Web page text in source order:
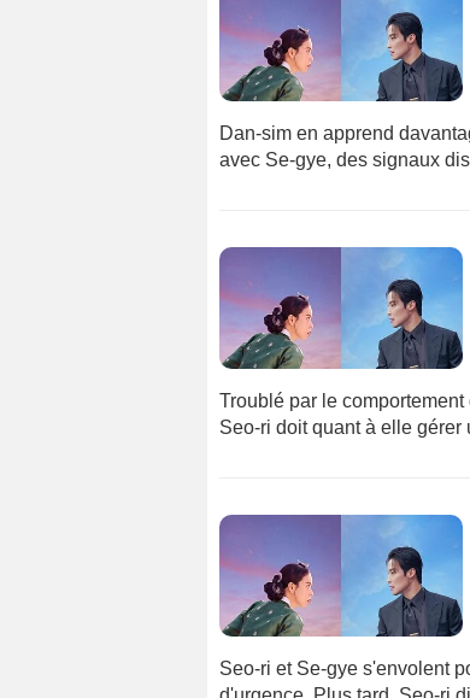
Dan-sim en apprend
avec Se-gye, des signaux
Troublé par le
Seo-ri doit quant à elle
Seo-ri et Se-gye s'envolent